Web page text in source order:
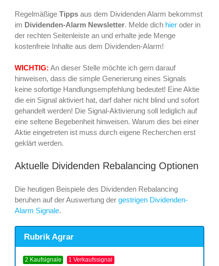
Regelmäßige Tipps aus dem Dividenden Alarm bekommst
im Dividenden-Alarm Newsletter. Melde dich hier oder in
der rechten Seitenleiste an und erhalte jede Menge
kostenfreie Inhalte aus dem Dividenden-Alarm!
WICHTIG: An dieser Stelle möchte ich gern darauf
hinweisen, dass die simple Generierung eines Signals
keine sofortige Handlungsempfehlung bedeutet! Eine Aktie
die ein Signal aktiviert hat, darf daher nicht blind und sofort
gehandelt werden! Die Signal-Aktivierung soll lediglich auf
eine seltene Begebenheit hinweisen. Warum dies bei einer
Aktie eingetreten ist muss durch eigene Recherchen erst
geklärt werden.
Aktuelle Dividenden Rebalancing Optionen
Die heutigen Beispiele des Dividenden Rebalancing
beruhen auf der Auswertung der gestrigen Dividenden-
Alarm Signale.
Rubrik Agrar
2 Kaufsignale 1 Verkaufssignal